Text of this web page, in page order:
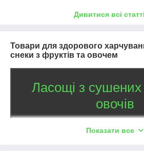
Дивитися всі статті
Товари для здорового
снеки з фруктів та овочем
Ласощі з сушених
овочів
100
Показати все